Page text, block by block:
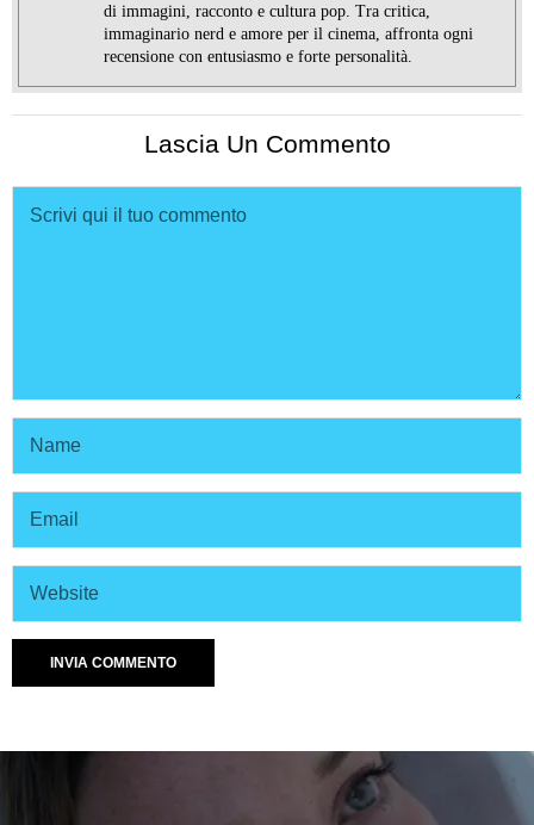
di immagini, racconto e cultura pop. Tra critica,
immaginario nerd e amore per il cinema, affronta ogni
recensione con entusiasmo e forte personalità.
Lascia Un Commento